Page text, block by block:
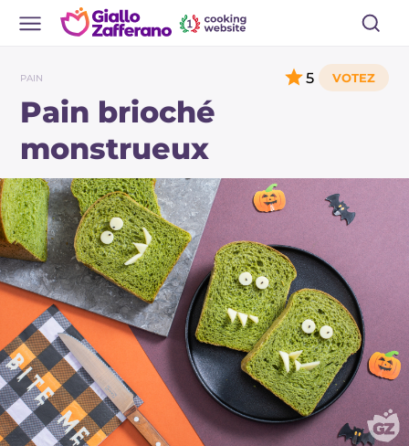
PAIN
Pain brioché
monstrueux
5